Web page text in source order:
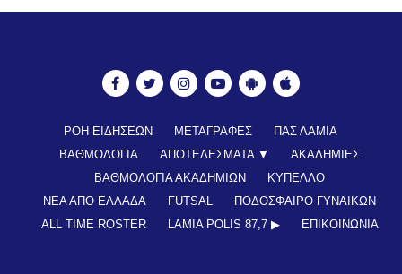
ΡΟΗ ΕΙΔΗΣΕΩΝ ΜΕΤΑΓΡΑΦΕΣ
ΠΑΣ ΛΑΜΙΑ
ΒΑΘΜΟΛΟΓΙΑ
ΑΠΟΤΕΛΕΣΜΑΤΑ ▼
ΑΚΑΔΗΜΙΕΣ
ΒΑΘΜΟΛΟΓΙΑ ΑΚΑΔΗΜΙΩΝ
ΚΥΠΕΛΛΟ
ΝΕΑ ΑΠΟ ΕΛΛΑΔΑ
FUTSAL
ΠΟΔΟΣΦΑΙΡΟ ΓΥΝΑΙΚΩΝ
ALL TIME ROSTER
LAMIA POLIS 87,7 ▶︎ ΕΠΙΚΟΙΝΩΝΊΑ